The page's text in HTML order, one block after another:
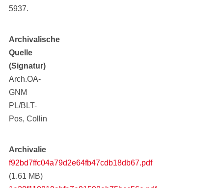
5937.
Archivalische
Quelle
(Signatur)
Arch.OA-
GNM
PL/BLT-
Pos, Collin
Archivalie
f92bd7ffc04a79d2e64fb47cdb18db67.pdf
(1.61 MB)